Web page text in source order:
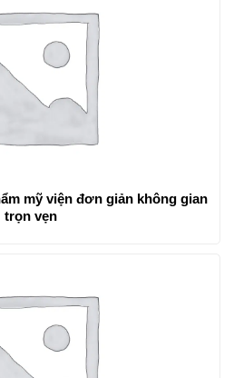
mỹ viện đơn giản không gian
trọn vẹn